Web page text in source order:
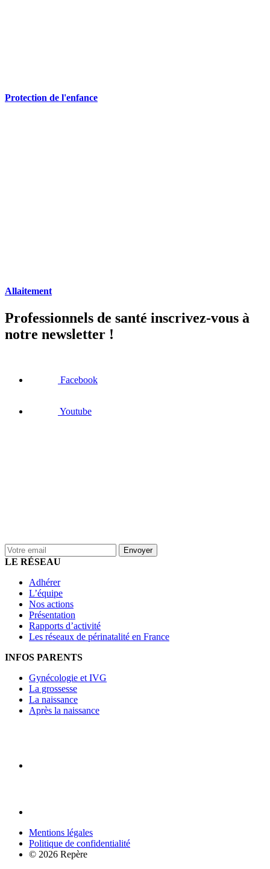
Protection de l'enfance
Allaitement
Professionnels de santé inscrivez-vous à
notre newsletter !
Facebook
Youtube
LE RÉSEAU
Adhérer
L’équipe
Nos actions
Présentation
Rapports d’activité
Les réseaux de périnatalité en France
INFOS PARENTS
Gynécologie et IVG
La grossesse
La naissance
Après la naissance
Mentions légales
Politique de confidentialité
© 2026 Repère